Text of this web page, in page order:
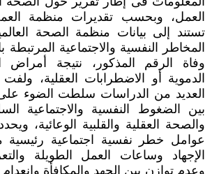
العمل، وبحسب تقديرات منظمة
تستند إلى بيانات منظمة الصحة
المخاطر النفسية والاجتماعية
وفاة الرقم المذكور، نتيجة أمراض
الدموية أو الاضطرابات العقلية،
العديد من الدراسات سلطت الضوء
بين الضغوط النفسية والاجتماعية
والصحة العقلية والقلبية الوعائية،
عوامل خطر نفسية اجتماعية رئيسية
الإجهاد وساعات العمل الطويلة
وعدم توازن بين الجهد والمكافأة